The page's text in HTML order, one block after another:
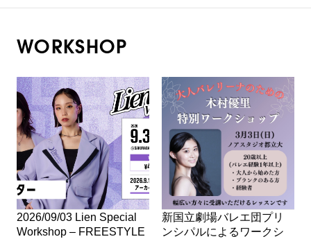
WORKSHOP
2026/09/03 Lien Special
Workshop – FREESTYLE
新国立劇場バレエ団プリ
ンシパルによるワークシ